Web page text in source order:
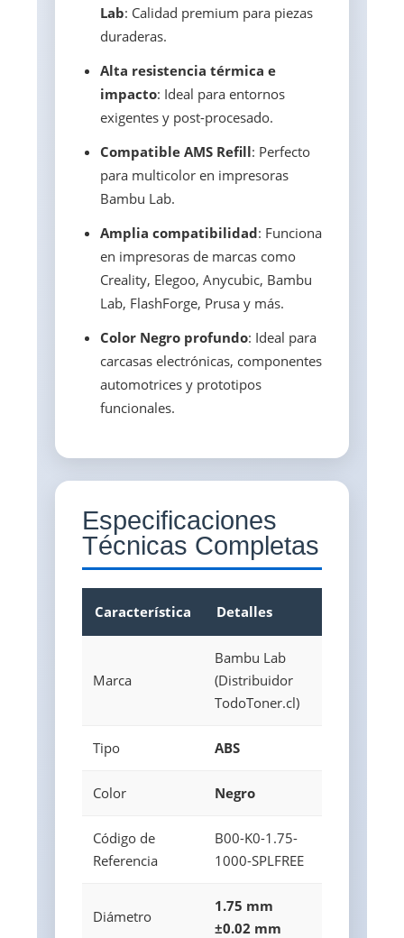
Lab: Calidad premium para piezas
duraderas.
Alta resistencia térmica e
impacto: Ideal para entornos
exigentes y post-procesado.
Compatible AMS Refill: Perfecto
para multicolor en impresoras
Bambu Lab.
Amplia compatibilidad: Funciona
en impresoras de marcas como
Creality, Elegoo, Anycubic, Bambu
Lab, FlashForge, Prusa y más.
Color Negro profundo: Ideal para
carcasas electrónicas, componentes
automotrices y prototipos
funcionales.
Especificaciones
Técnicas Completas
Característica Detalles
Marca
Bambu Lab
(Distribuidor
TodoToner.cl)
Tipo ABS
Color Negro
Código de
Referencia
B00-K0-1.75-
1000-SPLFREE
Diámetro
1.75 mm
±0.02 mm